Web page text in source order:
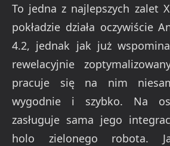
To jedna z najlepszych zalet
pokładzie działa oczywiście
4.2, jednak jak już
rewelacyjnie
pracuje się na nim
wygodnie i szybko. Na
zasługuje sama jego
holo zielonego robota.